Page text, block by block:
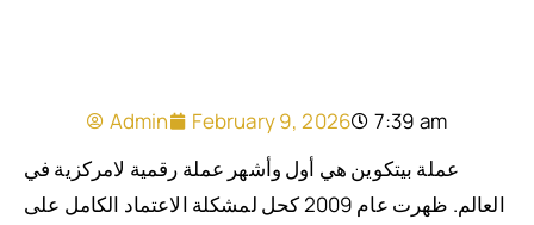
Admin February 9, 2026
7:39 am
عملة بيتكوين هي أول وأشهر عملة رقمية لامركزية في
العالم. ظهرت عام 2009 كحل لمشكلة الاعتماد الكامل على